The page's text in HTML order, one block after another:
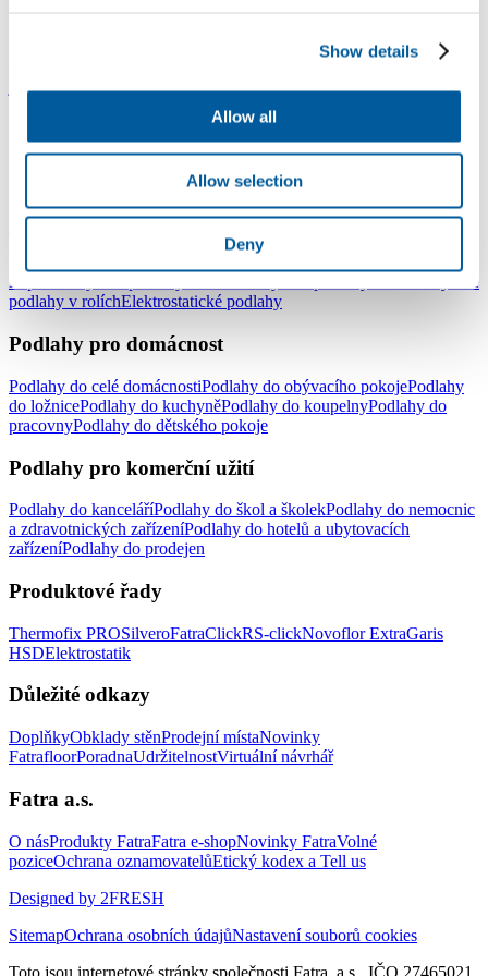
Show details
Allow all
Allow selection
Deny
jiri.zalesak@fatra.cz
Lepené vinylové podlahy
Vinylové
podlahy v rolíchElektrostatické podlahy
Podlahy pro domácnost
Podlahy do celé domácnostiPodlahy do obývacího pokojePodlahy
do ložnicePodlahy do kuchyněPodlahy do koupelnyPodlahy do
pracovnyPodlahy do dětského pokoje
Podlahy pro komerční užití
Podlahy do kanceláříPodlahy do škol a školekPodlahy do nemocnic
a zdravotnických zařízeníPodlahy do hotelů a ubytovacích
zařízeníPodlahy do prodejen
Produktové řady
Thermofix PROSilveroFatraClickRS-clickNovoflor ExtraGaris
HSDElektrostatik
Důležité odkazy
DoplňkyObklady stěnProdejní místaNovinky
FatrafloorPoradnaUdržitelnostVirtuální návrhář
Fatra a.s.
O násProdukty FatraFatra e-shopNovinky FatraVolné
poziceOchrana oznamovatelůEtický kodex a Tell us
Designed by 2FRESH
SitemapOchrana osobních údajůNastavení souborů cookies
Toto jsou internetové stránky společnosti Fatra, a.s., IČO 27465021,